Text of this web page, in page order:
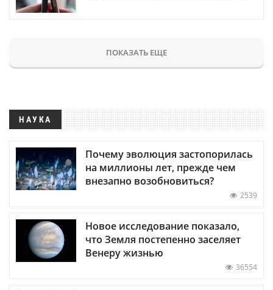
ПОКАЗАТЬ ЕЩЕ
НАУКА
Почему эволюция застопорилась
на миллионы лет, прежде чем
внезапно возобновиться?
2539
Новое исследование показало,
что Земля постепенно заселяет
Венеру жизнью
36554